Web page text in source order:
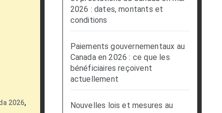
2026,
2026 : dates, montants et
conditions
Paiements gouvernementaux au
Canada en 2026 : ce que les
bénéficiaires reçoivent
actuellement
Nouvelles lois et mesures au